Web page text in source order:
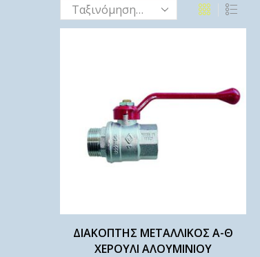
ΔΙΑΚΟΠΤΗΣ ΜΕΤΑΛΛΙΚΟΣ Α-Θ
ΧΕΡΟΥΛΙ ΑΛΟΥΜΙΝΙΟΥ